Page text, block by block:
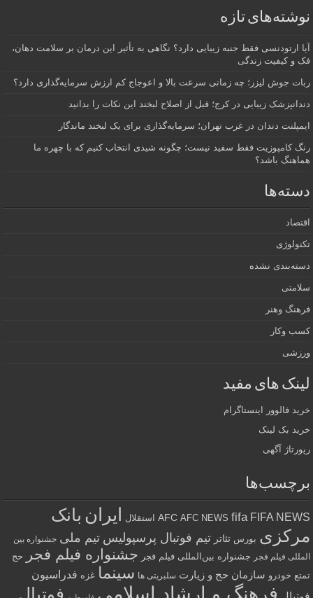
نوشته‌های تازه
آیا ارتودنسی فقط جنبه زیبایی دارد؟ نگاهی به تأثیر این درمان بر سلامت دهان،
فک و کیفیت زندگی
ربات جوش لیزر؛ چه زمانی سرعت بالا و اعوجاج کم ارزش سرمایه‌گذاری دارد؟
دندانپزشک زیبایی در کرج؛ قبل از اصلاح لبخند این نکات را بدانید
ایمپلنت دندان در غرب تهران؛ سرمایه‌گذاری برای یک لبخند ماندگار
رنگ کامپوزیت فقط سفید نیست؛ چگونه شیدی انتخاب کنیم که با چهره ما
هماهنگ باشد؟
دسته‌ها
اقتصاد
تکنولوژی
دسته‌بندی نشده
سلامتی
فرهنگ وهنر
کسب وکار
ورزشی
لینک های مفید
خرید فالوور اینستاگرام
خرید بک لینک
رپورتاژ آگهی
برچسب‌ها
AFC AFC NEWS fifa FIFA NEWS استقلال ایران بانک
مرکزی بورس تئاتر تیم فوتبال پرسپولیس تیم ملی جشنواره بین
المللی فیلم فجر جشنواره بین‌المللی فیلم فجر جشنواره فیلم فجر
حج
تمتع خودرو سازمان حج و زیارت سلبریتی ها سینما غزه فدراسیون
فرهنگ و ارشاد اسلامی فوتبال